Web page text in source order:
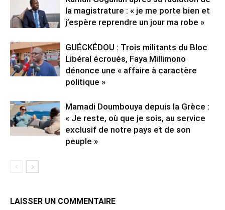
la magistrature : « je me porte bien et
j’espère reprendre un jour ma robe »
GUÉCKÉDOU : Trois militants du Bloc
Libéral écroués, Faya Millimono
dénonce une « affaire à caractère
politique »
Mamadi Doumbouya depuis la Grèce :
« Je reste, où que je sois, au service
exclusif de notre pays et de son
peuple »
LAISSER UN COMMENTAIRE